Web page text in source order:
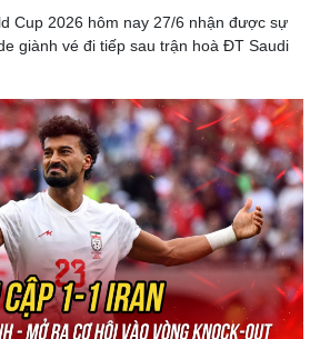
Cup 2026 hôm nay 27/6 nhận được sự
giành vé đi tiếp sau trận hoà ĐT Saudi